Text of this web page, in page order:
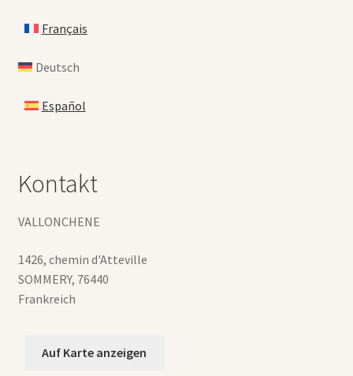
Français
Deutsch
Español
Kontakt
VALLONCHENE
1426, chemin d'Atteville
SOMMERY, 76440
Frankreich
Auf Karte anzeigen